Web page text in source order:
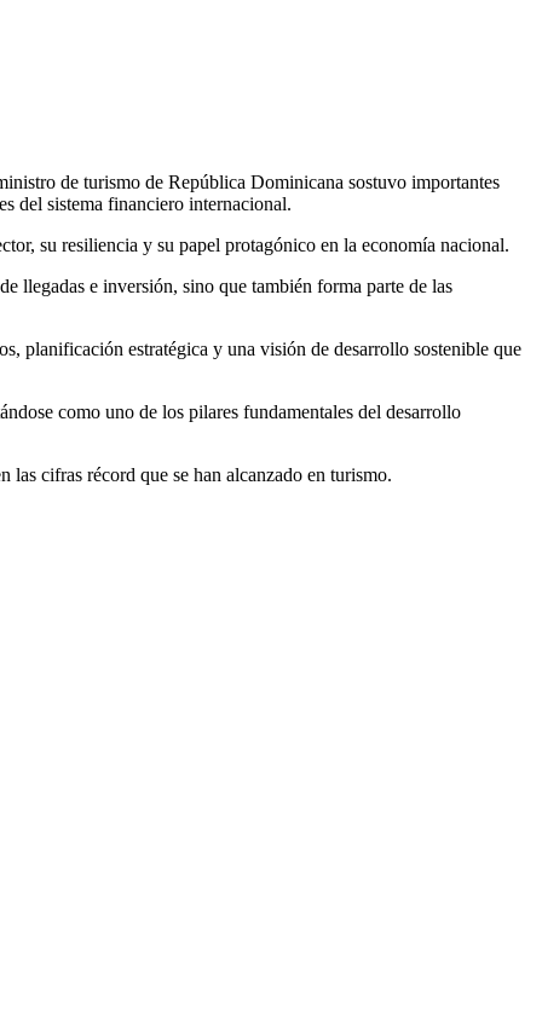
de turismo de República Dominicana sostuvo importantes
del sistema financiero internacional.
su resiliencia y su papel protagónico en la economía nacional.
llegadas e inversión, sino que también forma parte de las
planificación estratégica y una visión de desarrollo sostenible que
como uno de los pilares fundamentales del desarrollo
cifras récord que se han alcanzado en turismo.